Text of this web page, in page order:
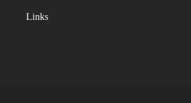
Links